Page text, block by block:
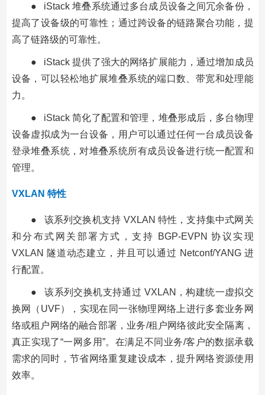
● iStack 堆叠系统通过多台成员设备之间冗余备份，
提高了设备级的可靠性；通过跨设备的链路聚合功能，提
高了链路级的可靠性。
● iStack 提供了强大的网络扩展能力，通过增加成员
设备，可以轻松地扩展堆叠系统的端口数、带宽和处理能
力。
● iStack 简化了配置和管理，堆叠形成后，多台物理
设备虚拟成为一台设备，用户可以通过任何一台成员设备
登录堆叠系统，对堆叠系统所有成员设备进行统一配置和
管理。
VXLAN 特性
● 该系列交换机支持 VXLAN 特性，支持集中式网关
和分布式网关部署方式，支持 BGP-EVPN 协议实现
VXLAN 隧道动态建立，并且可以通过 Netconf/YANG 进
行配置。
● 该系列交换机支持通过 VXLAN，构建统一虚拟交
换网（UVF），实现在同一张物理网络上进行多套业务网
络或租户网络的融合部署，业务/租户网络彼此安全隔离，
真正实现了“一网多用”。在满足不同业务/客户的数据承载
需求的同时，节省网络重复建设成本，提升网络资源使用
效率。